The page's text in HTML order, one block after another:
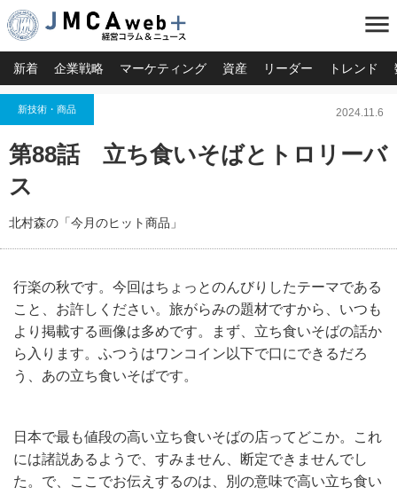
menu
新着 企業戦略 マーケティング 資産 リーダー トレンド
新技術・商品 2024.11.6
第88話 立ち食いそばとトロリーバ
ス
北村森の「今月のヒット商品」
行楽の秋です。今回はちょっとのんびりしたテーマである
こと、お許しください。旅がらみの題材ですから、いつも
より掲載する画像は多めです。まず、立ち食いそばの話か
ら入ります。ふつうはワンコイン以下で口にできるだろ
う、あの立ち食いそばです。
日本で最も値段の高い立ち食いそばの店ってどこか。これ
には諸説あるようで、すみません、断定できませんでし
た。で、ここでお伝えするのは、別の意味で高い立ち食い